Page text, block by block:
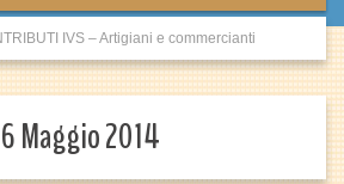
IVS – Artigiani e commercianti
Maggio 2014